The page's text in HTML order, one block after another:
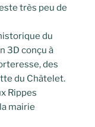
très peu de
du
3D conçu à
des
du Châtelet.
Rippes
mairie